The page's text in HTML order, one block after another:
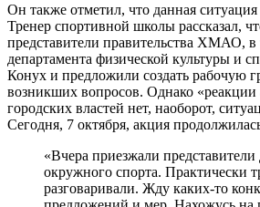
Он также отметил, что данная
Тренер спортивной школы рассказал,
представители правительства ХМАО, в
департамента физической культуры и
Конух и предложили создать рабочую
возникших вопросов. Однако «реакции
городских властей нет, наоборот,
Сегодня, 7 октября, акция
«Вчера приезжали представители
окружного спорта. Практически
разговаривали. Жду каких-то